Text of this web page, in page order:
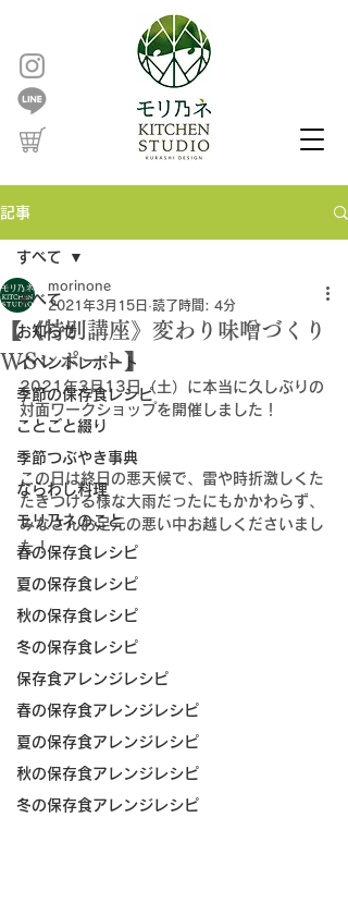
記事
すべて
お知らせ
イベントレポート
季節の保存食レシピ
ことごと綴り
季節つぶやき事典
ならわし料理
モリ乃ネのこと
春の保存食レシピ
夏の保存食レシピ
秋の保存食レシピ
冬の保存食レシピ
保存食アレンジレシピ
春の保存食アレンジレシピ
夏の保存食アレンジレシピ
秋の保存食アレンジレシピ
冬の保存食アレンジレシピ
すべて
【《特別講座》変わり味噌づくり
WSレポート】
morinone
2021年3月15日 読了時間: 4分
2021年3月13日（土）に本当に久しぶりの
対面ワークショップを開催しました！
この日は終日の悪天候で、雷や時折激しくた
たきつける様な大雨だったにもかかわらず、
みなさんお足元の悪い中お越しくださいまし
た！